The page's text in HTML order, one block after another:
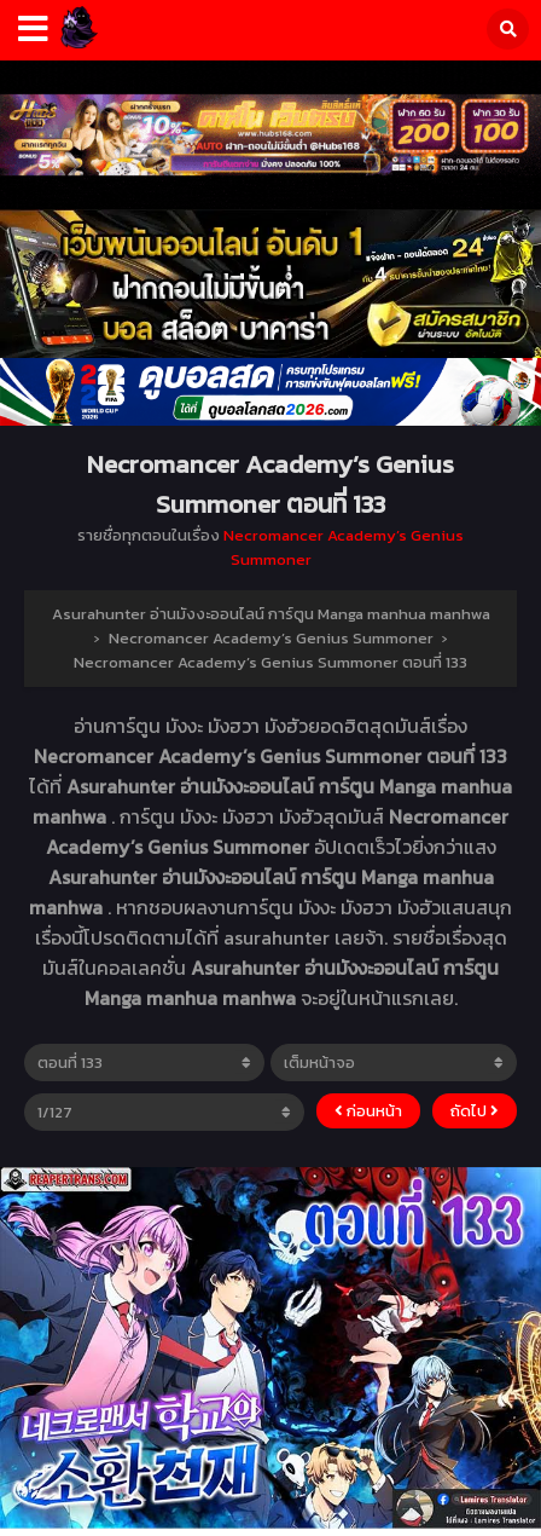
Necromancer Academy’s Genius
Summoner ตอนที่ 133
รายชื่อทุกตอนในเรื่อง Necromancer Academy’s Genius
Summoner
Asurahunter อ่านมังงะออนไลน์ การ์ตูน Manga manhua manhwa
› Necromancer Academy’s Genius Summoner ›
Necromancer Academy’s Genius Summoner ตอนที่ 133
อ่านการ์ตูน มังงะ มังฮวา มังฮัวยอดฮิตสุดมันส์เรื่อง
Necromancer Academy’s Genius Summoner ตอนที่ 133
ได้ที่Asurahunter อ่านมังงะออนไลน์ การ์ตูน Manga manhua
manhwa . การ์ตูน มังงะ มังฮวา มังฮัวสุดมันส์ Necromancer
Academy’s Genius Summoner อัปเดตเร็วไวยิ่งกว่าแสง
Asurahunter อ่านมังงะออนไลน์ การ์ตูน Manga manhua
manhwa . หากชอบผลงานการ์ตูน มังงะ มังฮวา มังฮัวแสนสนุก
เรื่องนี้โปรดติดตามได้ที่ asurahunter เลยจ้า. รายชื่อเรื่องสุด
มันส์ในคอลเลคชั่น Asurahunter อ่านมังงะออนไลน์ การ์ตูน
Manga manhua manhwa จะอยู่ในหน้าแรกเลย.
ก่อนหน้า ถัดไป